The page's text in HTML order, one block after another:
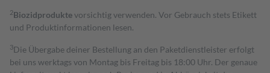
2Biozidproduktevorsichtig verwenden. Vor Gebrauch stets Etikett
und Produktinformationen lesen.
3Die Übergabe deiner Bestellung an den Paketdienstleister erfolgt
bei uns werktags von Montag bis Freitag bis 18:00 Uhr. Der genaue